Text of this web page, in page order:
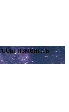
изменить